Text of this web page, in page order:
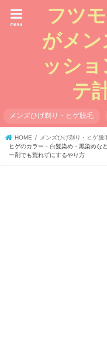
フツ
がメン
ッシ
テ
menu
メンズひげ剃り・ヒゲ脱毛
HOME
メンズひげ剃り・ヒゲ脱
ヒゲのカラー・白髪染め・黒染め
ー剤でも荒れずにするやり方